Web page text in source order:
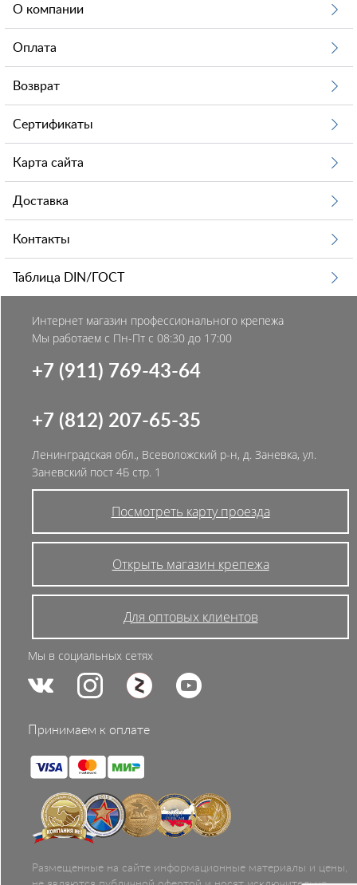
О компании
Оплата
Возврат
Сертификаты
Карта сайта
Доставка
Контакты
Таблица DIN/ГОСТ
Интернет магазин профессионального крепежа
Мы работаем с Пн-Пт с 08:30 до 17:00
+7 (911) 769-43-64
+7 (812) 207-65-35
Ленинградская обл., Всеволожский р-н, д. Заневка, ул.
Заневский пост 4Б стр. 1
Посмотреть карту проезда
Открыть магазин крепежа
Для оптовых клиентов
Мы в социальных сетях
Принимаем к оплате
Размещенные на сайте информационные материалы и цены,